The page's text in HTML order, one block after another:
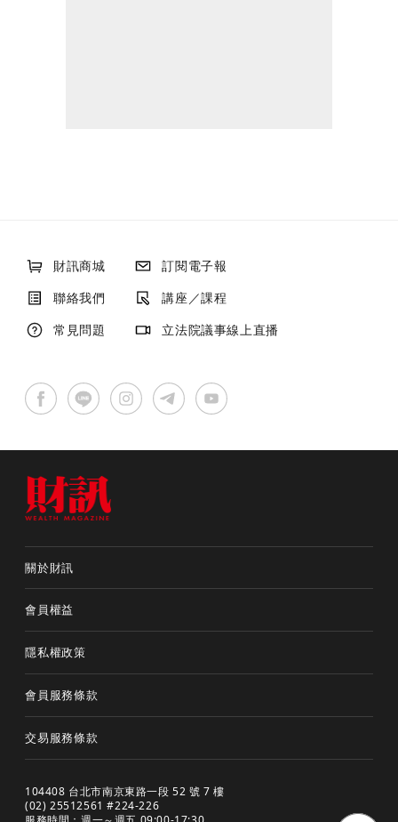
財訊商城
訂閱電子報
聯絡我們
講座／課程
常見問題
立法院議事線上直播
關於財訊
會員權益
隱私權政策
會員服務條款
交易服務條款
104408 台北市南京東路一段 52 號 7 樓
(02) 25512561 #224-226